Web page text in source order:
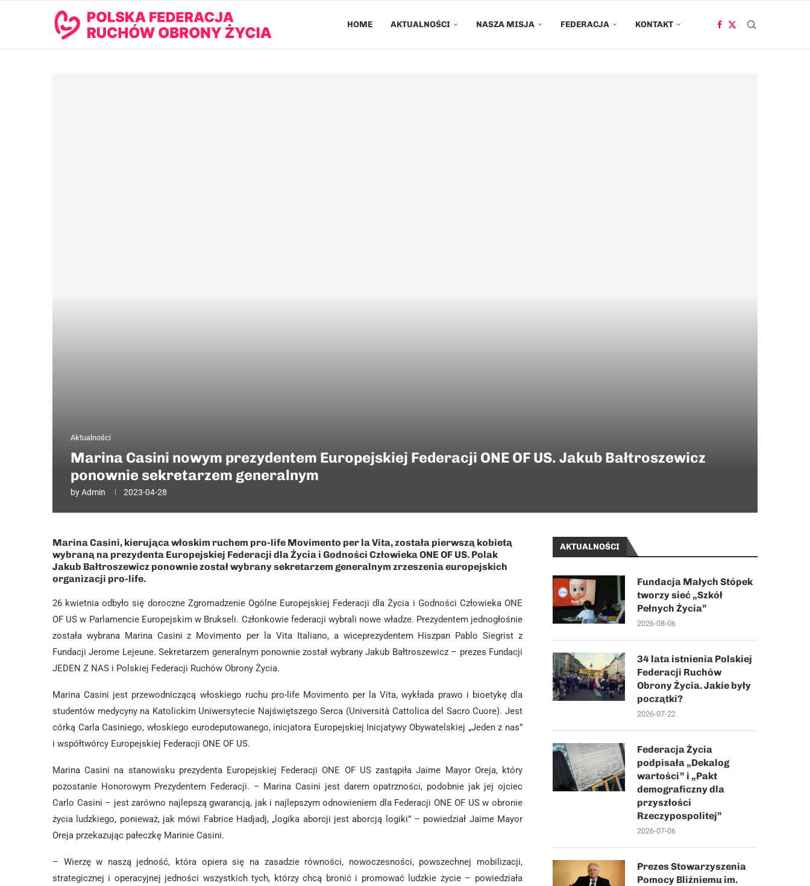
HOME AKTUALNOŚCI NASZA MISJA FEDERACJA KONTAKT
Aktualności
Marina Casini nowym prezydentem Europejskiej Federacji ONE OF US. Jakub Bałtroszewicz
ponownie sekretarzem generalnym
byAdmin 2023-04-28
Marina Casini, kierująca włoskim ruchem pro-life Movimento per la Vita, została pierwszą kobietą
wybraną na prezydenta Europejskiej Federacji dla Życia i Godności Człowieka ONE OF US. Polak
Jakub Bałtroszewicz ponownie został wybrany sekretarzem generalnym zrzeszenia europejskich
organizacji pro-life.
26 kwietnia odbyło się doroczne Zgromadzenie Ogólne Europejskiej Federacji dla Życia i Godności Człowieka ONE
OF US w Parlamencie Europejskim w Brukseli. Członkowie federacji wybrali nowe władze. Prezydentem jednogłośnie
została wybrana Marina Casini z Movimento per la Vita Italiano, a wiceprezydentem Hiszpan Pablo Siegrist z
Fundacji Jerome Lejeune. Sekretarzem generalnym ponownie został wybrany Jakub Bałtroszewicz – prezes Fundacji
JEDEN Z NAS i Polskiej Federacji Ruchów Obrony Życia.
Marina Casini jest przewodniczącą włoskiego ruchu pro-life Movimento per la Vita, wykłada prawo i bioetykę dla
studentów medycyny na Katolickim Uniwersytecie Najświętszego Serca (Università Cattolica del Sacro Cuore). Jest
córką Carla Casiniego, włoskiego eurodeputowanego, inicjatora Europejskiej Inicjatywy Obywatelskiej „Jeden z nas”
i współtwórcy Europejskiej Federacji ONE OF US.
Marina Casini na stanowisku prezydenta Europejskiej Federacji ONE OF US zastąpiła Jaime Mayor Oreja, który
pozostanie Honorowym Prezydentem Federacji. – Marina Casini jest darem opatrzności, podobnie jak jej ojciec
Carlo Casini – jest zarówno najlepszą gwarancją, jak i najlepszym odnowieniem dla Federacji ONE OF US w obronie
życia ludzkiego, ponieważ, jak mówi Fabrice Hadjadj, „logika aborcji jest aborcją logiki” – powiedział Jaime Mayor
Oreja przekazując pałeczkę Marinie Casini.
– Wierzę w naszą jedność, która opiera się na zasadzie równości, nowoczesności, powszechnej mobilizacji,
strategicznej i operacyjnej jedności wszystkich tych, którzy chcą bronić i promować ludzkie życie – powiedziała
AKTUALNOŚCI
Fundacja Małych Stópek
tworzy sieć „Szkół
Pełnych Życia”
2026-08-06
34 lata istnienia Polskiej
Federacji Ruchów
Obrony Życia. Jakie były
początki?
2026-07-22
Federacja Życia
podpisała „Dekalog
wartości” i „Pakt
demograficzny dla
przyszłości
Rzeczypospolitej”
2026-07-06
Prezes Stowarzyszenia
Pomocy Bliźniemu im.